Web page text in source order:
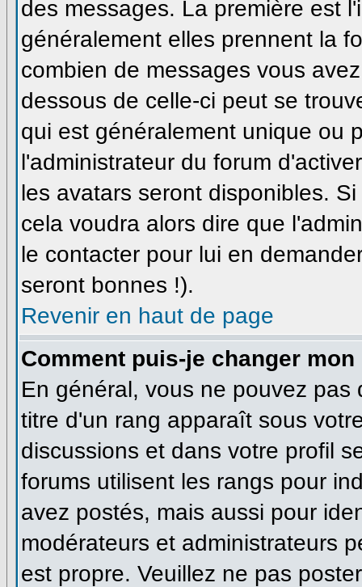
des messages. La première est
généralement elles prennent la
combien de messages vous
dessous de celle-ci peut se
qui est généralement unique ou
l'administrateur du forum
les avatars seront disponibles.
cela voudra alors dire que
le contacter pour lui en
seront bonnes !).
Revenir en haut de page
Comment puis-je changer mon
En général, vous ne pouvez
titre d'un rang apparaît sous
discussions et dans votre profil
forums utilisent les rangs pour
avez postés, mais aussi pour
modérateurs et administrateurs
est propre. Veuillez ne pas